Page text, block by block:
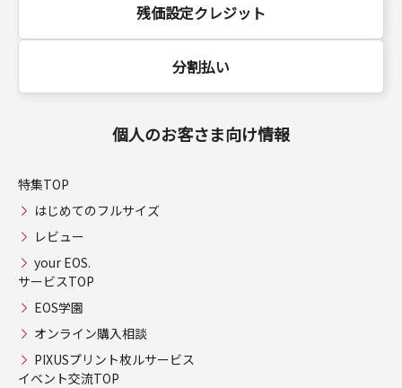
残価設定クレジット
分割払い
個人のお客さま向け情報
特集TOP
はじめてのフルサイズ
レビュー
your EOS.
サービスTOP
EOS学園
オンライン購入相談
PIXUSプリント枚ルサービス
イベント交流TOP